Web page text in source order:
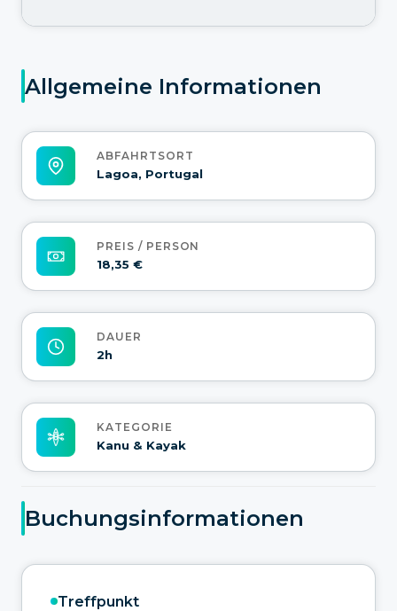
Allgemeine Informationen
ABFAHRTSORT
Lagoa, Portugal
PREIS / PERSON
18,35 €
DAUER
2h
KATEGORIE
Kanu & Kayak
Buchungsinformationen
Treffpunkt